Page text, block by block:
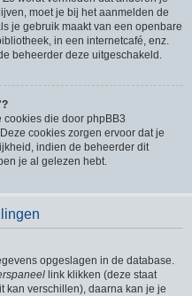
moet je bij het aanmelden de
je gebruik maakt van een openbare
in een internetcafé, enz.
beheerder deze uitgeschakeld.
die door phpBB3
cookies zorgen ervoor dat je
indien de beheerder dit
je al gelezen hebt.
opgeslagen in de database.
link klikken (deze staat
kan verschillen), daarna kan je je